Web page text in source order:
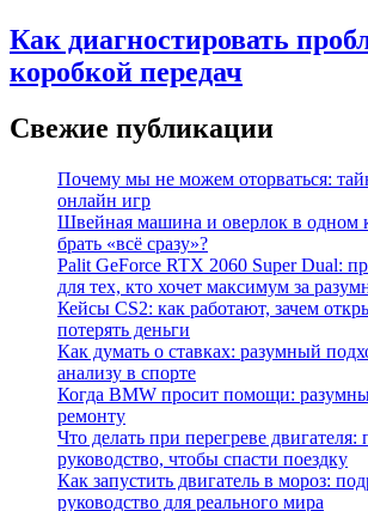
Как диагностировать
коробкой передач
Свежие публикации
Почему мы не можем оторваться:
онлайн игр
Швейная машина и оверлок в одном
брать «всё сразу»?
Palit GeForce RTX 2060 Super Dual:
для тех, кто хочет максимум за
Кейсы CS2: как работают, зачем
потерять деньги
Как думать о ставках: разумный
анализу в спорте
Когда BMW просит помощи:
ремонту
Что делать при перегреве двигателя:
руководство, чтобы спасти поездку
Как запустить двигатель в мороз:
руководство для реального мира